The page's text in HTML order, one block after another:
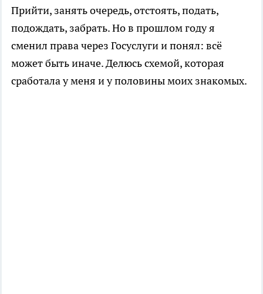
Прийти, занять очередь, отстоять, подать,
подождать, забрать. Но в прошлом году я
сменил права через Госуслуги и понял: всё
может быть иначе. Делюсь схемой, которая
сработала у меня и у половины моих знакомых.